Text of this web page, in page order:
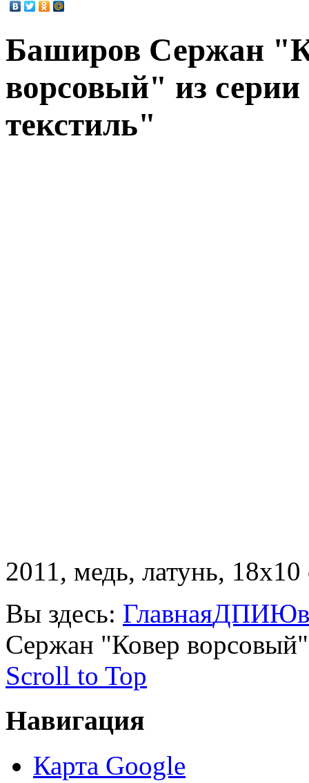
Баширов Сержан
ворсовый" из
текстиль"
2011, медь, латунь,
Вы здесь: ГлавнаяДПИ
Сержан "Ковер ворсовый"
Scroll to Top
Навигация
Карта Google